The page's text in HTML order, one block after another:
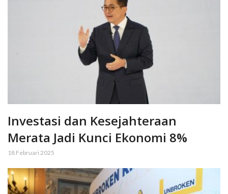
Investasi dan Kesejahteraan
Merata Jadi Kunci Ekonomi 8%
18 Februari 2025